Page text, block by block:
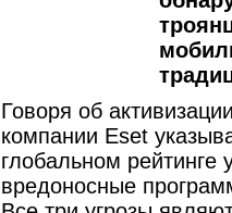
Говоря об
компании Eset
глобальном рейтинге
вредоносные